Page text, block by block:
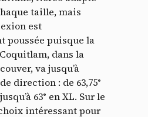
taille, mais
est
poussée puisque la
dans la
va jusqu’à
direction : de 63,75°
63° en XL. Sur le
intéressant pour